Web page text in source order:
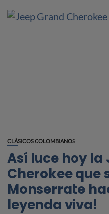
CLÁSICOS COLOMBIANOS
Así luce hoy la
Cherokee que
Monserrate
leyenda viva!